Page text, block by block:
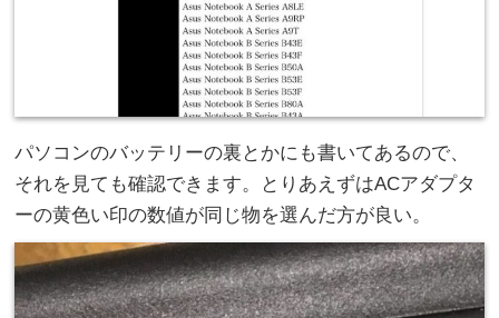
パソコンのバッテリーの裏とかにも書いてあるので、
それを見ても確認できます。とりあえずはACアダプタ
ーの黄色い印の数値が同じ物を選んだ方が良い。